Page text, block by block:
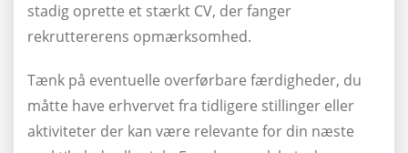
stadig oprette et stærkt CV, der fanger
rekruttererens opmærksomhed.
Tænk på eventuelle overførbare færdigheder, du
måtte have erhvervet fra tidligere stillinger eller
aktiviteter der kan være relevante for din næste